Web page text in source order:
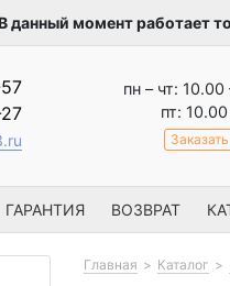
данный момент работает
пн – чт: 10.00
пт:
ГАРАНТИЯ ВОЗВРАТ
Главная Каталог